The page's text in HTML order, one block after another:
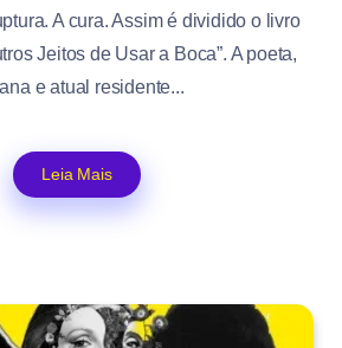
A cura. Assim é dividido o livro
Jeitos de Usar a Boca”. A poeta,
e atual residente...
Leia Mais